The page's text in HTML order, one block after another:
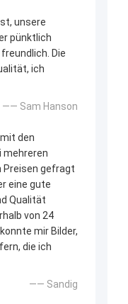
unsere
pünktlich
Die
ich
—— Sam Hanson
den
mehreren
Preisen gefragt
eine gute
Qualität
von 24
mir Bilder,
die ich
—— Sandig